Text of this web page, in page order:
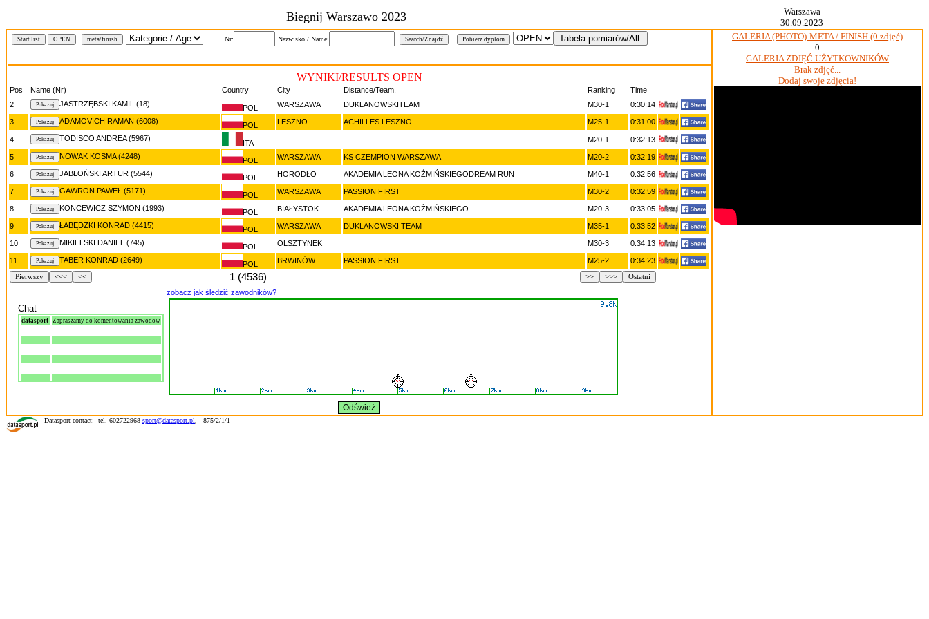
Biegnij Warszawo 2023
Warszawa
30.09.2023
Start list OPEN meta/finish Nr: Nazwisko / Name:
WYNIKI/RESULTS OPEN
Pos Name (Nr) Country City Distance/Team. Ranking
Time
2
JASTRZĘBSKI KAMIL (18) POL WARSZAWA DUKLANOWSKITEAM M30-1 0:30:14
3 ADAMOVICH RAMAN (6008) POL LESZNO ACHILLES LESZNO M25-1 0:31:00
4 TODISCO ANDREA (5967)
ITA M20-1 0:32:13
5 NOWAK KOSMA (4248) POL WARSZAWA KS CZEMPION WARSZAWA M20-2 0:32:19
6 JABŁOŃSKI ARTUR (5544) POL HORODŁO AKADEMIA LEONA KOŹMIŃSKIEGODREAM RUN M40-1 0:32:56
7 GAWRON PAWEŁ (5171) POL WARSZAWA PASSION FIRST M30-2 0:32:59
8 KONCEWICZ SZYMON (1993) POL BIAŁYSTOK AKADEMIA LEONA KOŹMIŃSKIEGO M20-3 0:33:05
9 ŁABĘDZKI KONRAD (4415) POL WARSZAWA DUKLANOWSKI TEAM M35-1 0:33:52
10 MIKIELSKI DANIEL (745) POL OLSZTYNEK M30-3 0:34:13
11 TABER KONRAD (2649) POL BRWINÓW PASSION FIRST M25-2 0:34:23
Pierwszy <<< << 1 (4536) Ostatni
>>>
>>
Chat
datasport Zapraszamy do komentowania zawodow
zobacz jak śledzić zawodników?
GALERIA (PHOTO)-META / FINISH (0 zdjęć)
0
GALERIA ZDJĘĆ UŻYTKOWNIKÓW
Brak zdjęć...
Dodaj swoje zdjęcia!
Datasport contact: tel. 602722968 sport@datasport.pl 875/2/1/1